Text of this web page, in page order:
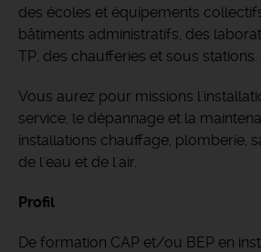
des écoles et équipements
bâtiments administratifs, des
TP, des chaufferies et sous stations.
Vous aurez pour missions
service, le dépannage et la
installations chauffage, plomberie,
de l'eau et de l'air.
Profil
De formation CAP et/ou BEP en